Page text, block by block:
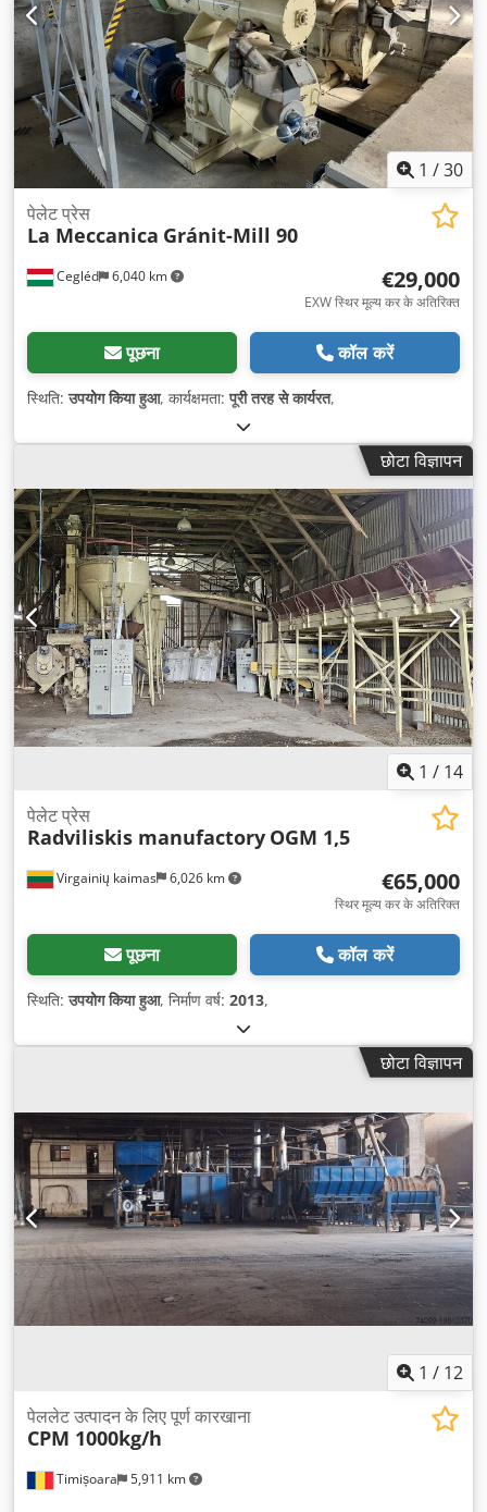
1 /30
Cegléd 6,040 km
पेलेट प्रेस
La Meccanica Gránit-Mill 90
€29,000
EXW स्थिर मूल्य कर के अतिरिक्त
पूछना कॉल करें
स्थिति:उपयोग किया हुआ, कार्यक्षमता:पूरी तरह से कार्यरत,
छोटा विज्ञापन
1 / 14
Virgainių kaimas 6,026 km
पेलेट प्रेस
Radviliskis manufactory OGM 1,5
€65,000
स्थिर मूल्य कर के अतिरिक्त
पूछना कॉल करें
स्थिति:उपयोग किया हुआ, निर्माण वर्ष: 2013,
छोटा विज्ञापन
1 / 12
Timișoara 5,911 km
पेललेट उत्पादन के लिए पूर्ण कारखाना
CPM 1000kg/h